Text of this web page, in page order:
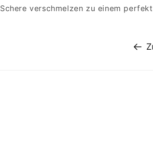
Schere verschmelzen zu einem